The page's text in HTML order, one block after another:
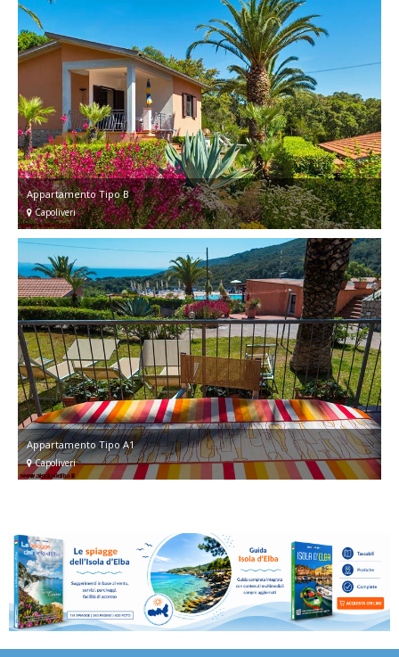
Appartamento Tipo B
Capoliveri
Appartamento Tipo A1
Capoliveri